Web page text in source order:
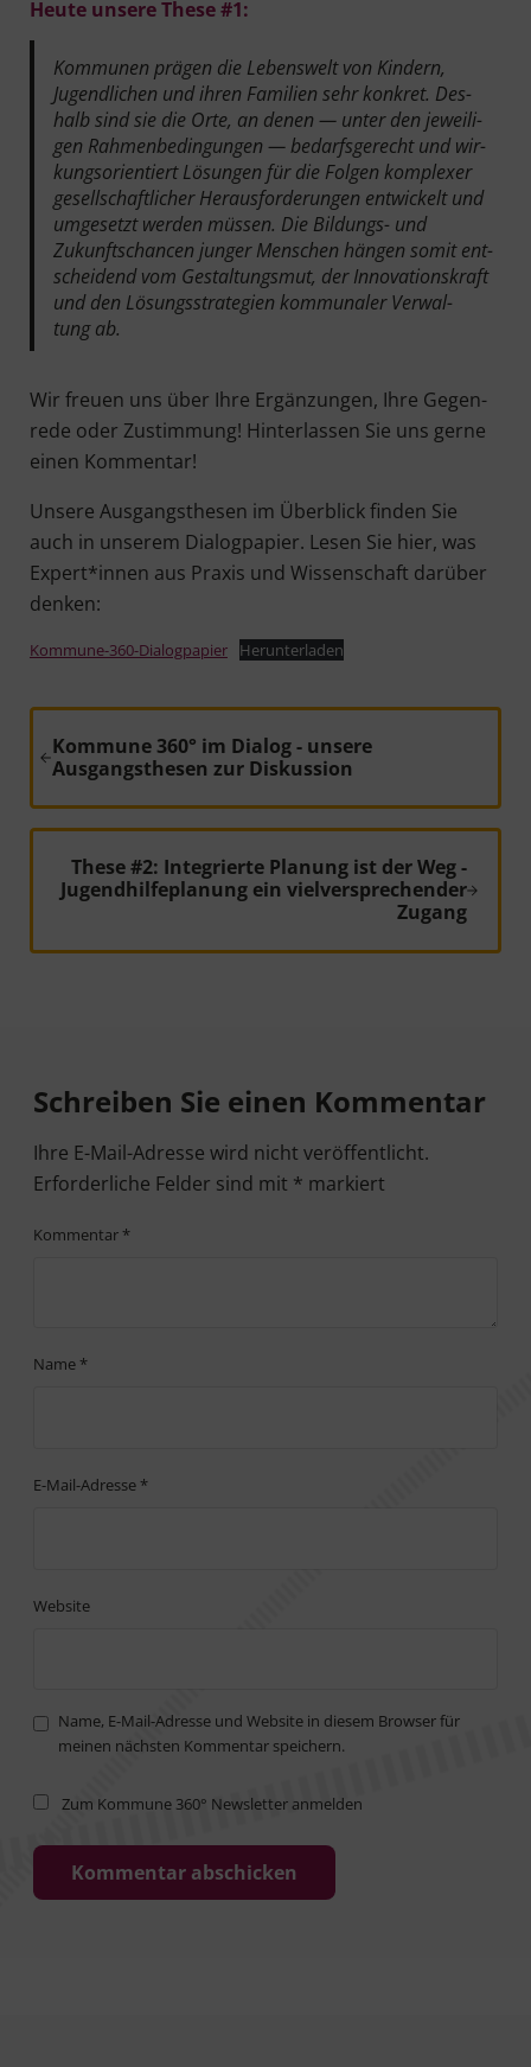
Heu­te unse­re The­se #1:
Kom­mu­nen prä­gen die Lebens­welt von Kin­dern,
Jugend­li­chen und ihren Fami­li­en sehr kon­kret. Des­
halb sind sie die Orte, an denen — unter den jewei­li­
gen Rah­men­be­din­gun­gen — bedarfs­ge­recht und wir­
kungs­ori­en­tiert Lösun­gen für die Fol­gen kom­ple­xer
gesell­schaft­li­cher Her­aus­for­de­run­gen ent­wi­ckelt und
umge­setzt wer­den müs­sen. Die Bil­dungs- und
Zukunfts­chan­cen jun­ger Men­schen hän­gen somit ent­
schei­dend vom Gestal­tungs­mut, der Inno­va­ti­ons­kraft
und den Lösungs­stra­te­gien kom­mu­na­ler Ver­wal­
tung ab.
Wir freu­en uns über Ihre Ergän­zun­gen, Ihre Gegen­
re­de oder Zustim­mung! Hin­ter­las­sen Sie uns ger­ne
einen Kommentar!
Unse­re Aus­gangs­the­sen im Über­blick fin­den Sie
auch in unse­rem Dia­log­pa­pier. Lesen Sie hier, was
Expert*innen aus Pra­xis und Wis­sen­schaft dar­über
denken:
Kom­mu­ne-360-Dia­log­pa­pier Her­un­ter­la­den
Kommune 360° im Dialog - unsere
Ausgangsthesen zur Diskussion
These #2: Integrierte Planung ist der Weg -
Jugendhilfeplanung ein vielversprechender
Zugang
Schreiben Sie einen Kommentar
Ihre E-Mail-Adresse wird nicht veröffentlicht.
Erforderliche Felder sind mit * markiert
Kommentar *
Name *
E-Mail-Adresse *
Website
Name, E-Mail-Adresse und Website in diesem Browser für
meinen nächsten Kommentar speichern.
Zum Kommune 360° Newsletter anmelden